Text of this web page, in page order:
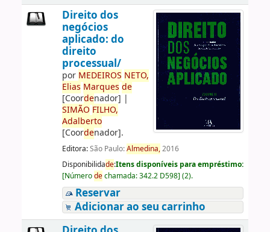
Direito dos
negócios
aplicado: do
direito
processual/
por MEDEIROS NETO,
Elias Marques de
[Coordenador] |
SIMÃO FILHO,
Adalberto
[Coordenador].
Editora:São Paulo:Almedina,2016
Disponibilidade:Itens disponíveis para empréstimo:
[Númerodechamada:342.2 D598] (2).
Reservar
Adicionar ao seu carrinho